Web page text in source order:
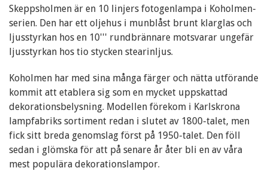
Skeppsholmen är en 10 linjers fotogenlampa i Koholmen-
serien. Den har ett oljehus i munblåst brunt klarglas och
ljusstyrkan hos en 10''' rundbrännare motsvarar ungefär
ljusstyrkan hos tio stycken stearinljus.
Koholmen har med sina många färger och nätta utförande
kommit att etablera sig som en mycket uppskattad
dekorationsbelysning. Modellen förekom i Karlskrona
lampfabriks sortiment redan i slutet av 1800-talet, men
fick sitt breda genomslag först på 1950-talet. Den föll
sedan i glömska för att på senare år åter bli en av våra
mest populära dekorationslampor.